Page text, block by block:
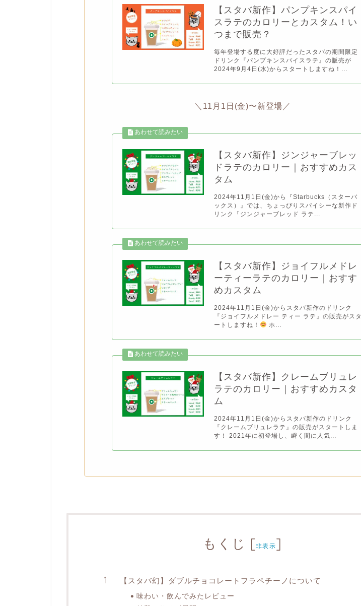
【スタバ新作】パンプキンスパイ
スラテのカロリーとカスタム！い
つまで販売？
毎年登場する度に大好評だったスタバの期間限定
ドリンク『パンプキンスパイスラテ』の販売が
2024年9月4日(水)からスタートしますね！...
＼11月1日(金)〜新登場／
【スタバ新作】ジンジャーブレッ
ドラテのカロリー｜おすすめカス
タム
2024年11月1日(金)から『Starbucks（スターバ
ックス）』では、ちょっぴりスパイシーな新作ド
リンク「ジンジャーブレッド ラテ...
【スタバ新作】ジョイフルメドレ
ーティーラテのカロリー｜おすす
めカスタム
2024年11月1日(金)からスタバ新作のドリンク
『ジョイフルメドレー ティー ラテ』の販売がスタ
ートしますね！
ホ...
【スタバ新作】クレームブリュレ
ラテのカロリー｜おすすめカスタ
ム
2024年11月1日(金)からスタバ新作のドリンク
『クレームブリュレラテ』の販売がスタートしま
す！ 2021年に初登場し、瞬く間に人気...
もくじ [非表示]
【スタバ幻】ダブルチョコレートフラペチーノについて
味わい・飲んでみたレビュー